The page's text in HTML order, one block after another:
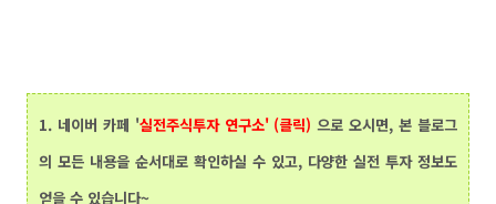
1. 네이버 카페 '실전주식투자 연구소' (클릭) 으로 오시면, 본 블로그
의 모든 내용을 순서대로 확인하실 수 있고, 다양한 실전 투자 정보도
얻을 수 있습니다~